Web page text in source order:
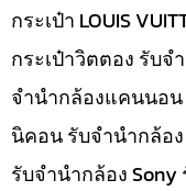
กระเป๋า LOUIS
กระเป๋าวิตตอง รับจ
จำนำกล้องแคนนอน
นิคอน รับจำนำกล้อ
รับจำนำกล้อง